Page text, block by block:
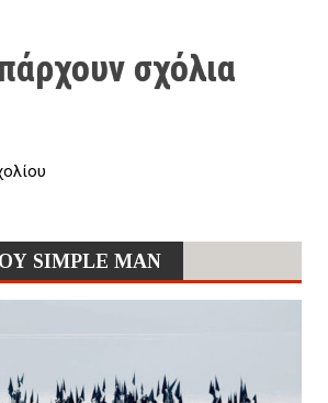
σχόλια
SIMPLE MAN